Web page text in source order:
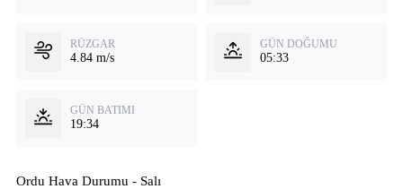
RÜZGAR
4.84 m/s
GÜN DOĞUMU
05:33
GÜN BATIMI
19:34
Ordu Hava Durumu - Salı